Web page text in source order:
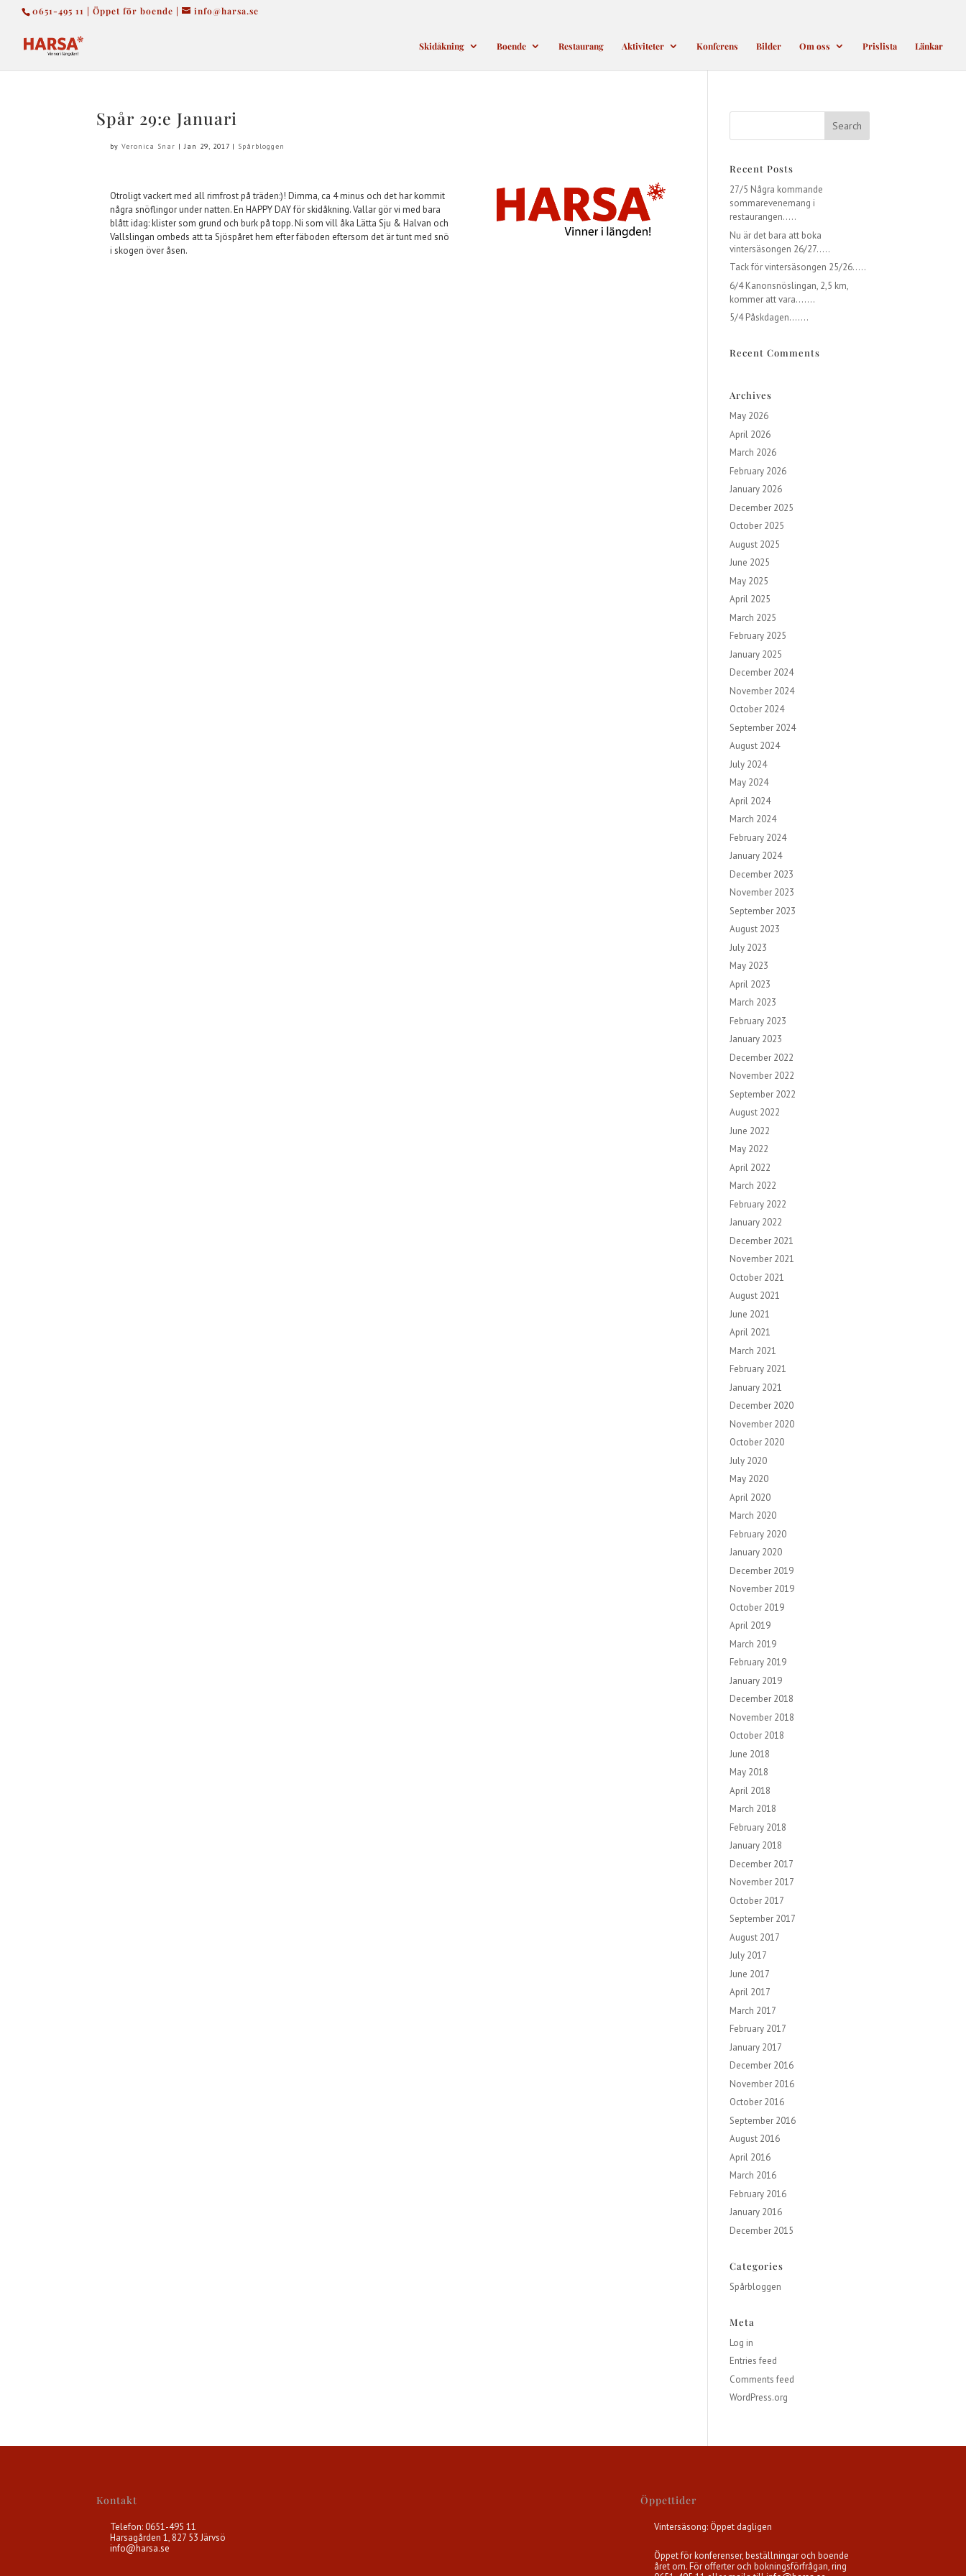
0651-495 11 | Öppet för boende | info@harsa.se
Skidåkning Boende Restaurang Aktiviteter Konferens Bilder Om oss Prislista Länkar
Spår 29:e Januari
byVeronica Snar |Jan 29, 2017 | Spårbloggen
Otroligt vackert med all rimfrost på träden:)! Dimma, ca 4 minus och det har kommit
några snöflingor under natten. En HAPPY DAY för skidåkning. Vallar gör vi med bara
blått idag: klister som grund och burk på topp. Ni som vill åka Lätta Sju & Halvan och
Vallslingan ombeds att ta Sjöspåret hem efter fäboden eftersom det är tunt med snö
i skogen över åsen.
Recent Posts
27/5 Några kommande
sommarevenemang i
restaurangen…..
Nu är det bara att boka
vintersäsongen 26/27…..
Tack för vintersäsongen 25/26…..
6/4 Kanonsnöslingan, 2,5 km,
kommer att vara…….
5/4 Påskdagen…….
Recent Comments
Archives
May 2026
April 2026
March 2026
February 2026
January 2026
December 2025
October 2025
August 2025
June 2025
May 2025
April 2025
March 2025
February 2025
January 2025
December 2024
November 2024
October 2024
September 2024
August 2024
July 2024
May 2024
April 2024
March 2024
February 2024
January 2024
December 2023
November 2023
September 2023
August 2023
July 2023
May 2023
April 2023
March 2023
February 2023
January 2023
December 2022
November 2022
September 2022
August 2022
June 2022
May 2022
April 2022
March 2022
February 2022
January 2022
December 2021
November 2021
October 2021
August 2021
June 2021
April 2021
March 2021
February 2021
January 2021
December 2020
November 2020
October 2020
July 2020
May 2020
April 2020
March 2020
February 2020
January 2020
December 2019
November 2019
October 2019
April 2019
March 2019
February 2019
January 2019
December 2018
November 2018
October 2018
June 2018
May 2018
April 2018
March 2018
February 2018
January 2018
December 2017
November 2017
October 2017
September 2017
August 2017
July 2017
June 2017
April 2017
March 2017
February 2017
January 2017
December 2016
November 2016
October 2016
September 2016
August 2016
April 2016
March 2016
February 2016
January 2016
December 2015
Categories
Spårbloggen
Meta
Log in
Entries feed
Comments feed
WordPress.org
Kontakt
Telefon: 0651-495 11
Harsagården 1, 827 53 Järvsö
info@harsa.se
Öppettider
Vintersäsong: Öppet dagligen
Öppet för konferenser, beställningar och boende
året om. För offerter och bokningsförfrågan, ring